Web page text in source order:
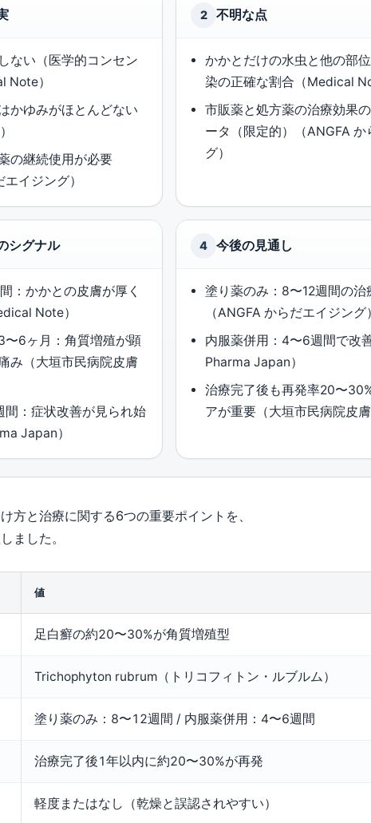
ない（医学的コンセン
Note）
かゆみがほとんどない
の継続使用が必要
エイジング）
2 不明な点
かかとだけの水虫と他の部
染の正確な割合（Medical
市販薬と処方薬の治療効果
ータ（限定的）（ANGFA か
グ）
シグナル
：かかとの皮膚が厚く
Note）
〜6ヶ月：角質増殖が顕
み（大垣市民病院皮膚
間：症状改善が見られ始
Japan）
4 今後の見通し
塗り薬のみ：8〜12週間の治
（ANGFA からだエイジング）
内服薬併用：4〜6週間で改
Pharma Japan）
治療完了後も再発率20〜
アが重要（大垣市民病院皮膚
方と治療に関する6つの重要ポイントを、
ました。
値
足白癬の約20〜30%が角質増殖型
Trichophyton rubrum（トリコフィトン・ルブルム）
塗り薬のみ：8〜12週間 / 内服薬併用：4〜6週間
治療完了後1年以内に約20〜30%が再発
軽度またはなし（乾燥と誤認されやすい）